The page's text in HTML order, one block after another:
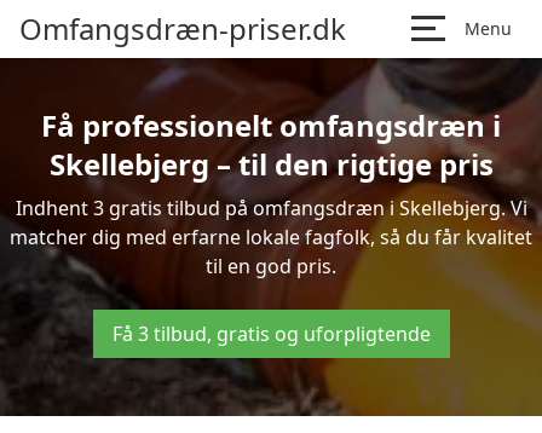
Omfangsdræn-priser.dk Menu
Få professionelt omfangsdræn i
Skellebjerg – til den rigtige pris
Indhent 3 gratis tilbud på omfangsdræn i Skellebjerg. Vi
matcher dig med erfarne lokale fagfolk, så du får kvalitet
til en god pris.
Få 3 tilbud, gratis og uforpligtende